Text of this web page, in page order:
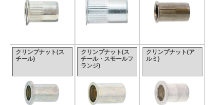
クリンプナット(ス
チール)
クリンプナット(ス
チール・スモールフ
ランジ)
クリンプナット(ア
ルミ)